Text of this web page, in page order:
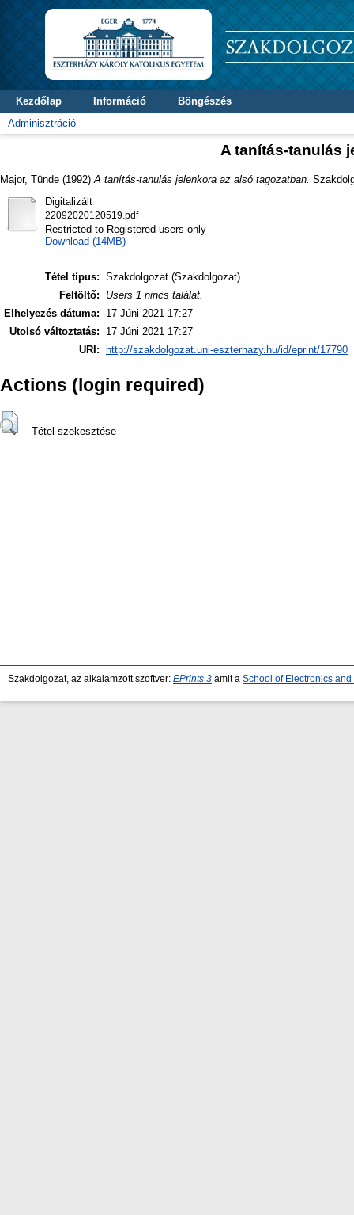
Kezdőlap Információ
Böngészés
Adminisztráció
A tanítás-tanulás
Major, Tünde (1992) A tanítás-tanulás jelenkora az alsó tagozatban.
Digitalizált
22092020120519.pdf
Restricted to Registered users only
Download (14MB)
Tétel típus: Szakdolgozat (Szakdolgozat)
Feltöltő:
Users 1 nincs találat.
Elhelyezés dátuma:
17 Júni 2021 17:27
Utolsó változtatás:
17 Júni 2021 17:27
URI:
http://szakdolgozat.uni-eszterhazy.hu/id/eprint/17790
Actions (login required)
Tétel szekesztése
Szakdolgozat, az alkalamzott szoftver: EPrints 3 amit a School of Electronics